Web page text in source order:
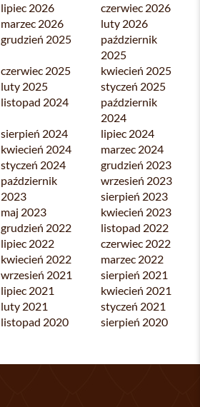
lipiec 2026
czerwiec 2026
marzec 2026
luty 2026
grudzień 2025
październik
2025
czerwiec 2025
kwiecień 2025
luty 2025
styczeń 2025
listopad 2024
październik
2024
sierpień 2024
lipiec 2024
kwiecień 2024
marzec 2024
styczeń 2024
grudzień 2023
październik
2023
wrzesień 2023
sierpień 2023
maj 2023
kwiecień 2023
grudzień 2022
listopad 2022
lipiec 2022
czerwiec 2022
kwiecień 2022
marzec 2022
wrzesień 2021
sierpień 2021
lipiec 2021
kwiecień 2021
luty 2021
styczeń 2021
listopad 2020 sierpień 2020